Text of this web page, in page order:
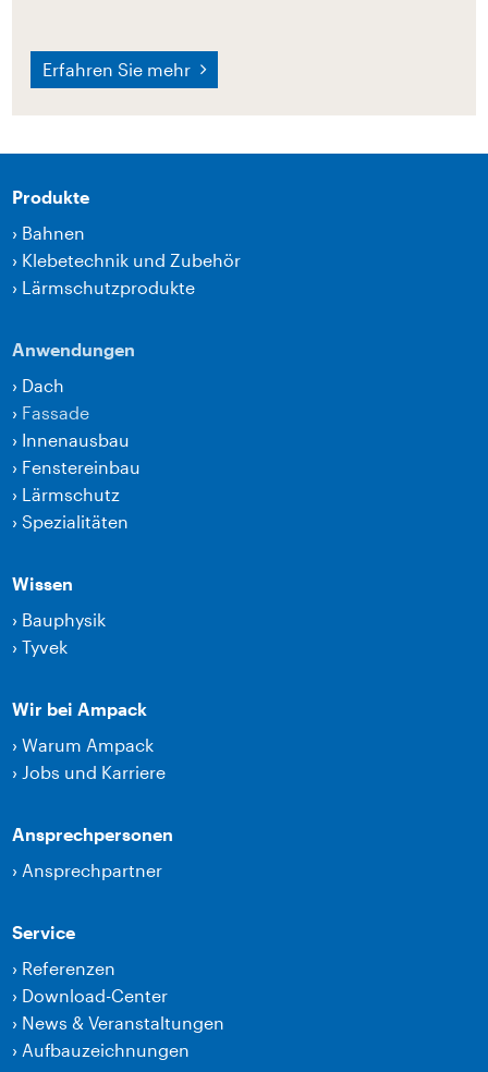
Erfahren Sie mehr
Produkte
› Bahnen
› Klebetechnik und Zubehör
› Lärmschutzprodukte
Anwendungen
› Dach
› Fassade
› Innenausbau
› Fenstereinbau
› Lärmschutz
›Spezialitäten
Wissen
› Bauphysik
›Tyvek
Wir bei Ampack
›Warum Ampack
›Jobs und Karriere
Ansprechpersonen
› Ansprechpartner
Service
› Referenzen
› Download-Center
› News & Veranstaltungen
› Aufbauzeichnungen